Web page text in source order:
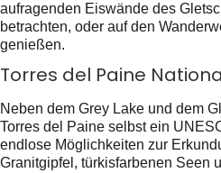
aufragenden Eiswände des
betrachten, oder auf den
genießen.
Torres del Paine
Neben dem Grey Lake und dem
Torres del Paine selbst ein
endlose Möglichkeiten zur
Granitgipfel, türkisfarbenen Seen